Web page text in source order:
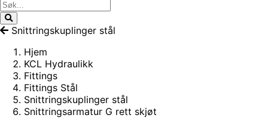
Snittringskuplinger stål
Hjem
KCL Hydraulikk
Fittings
Fittings Stål
Snittringskuplinger stål
Snittringsarmatur G rett skjøt